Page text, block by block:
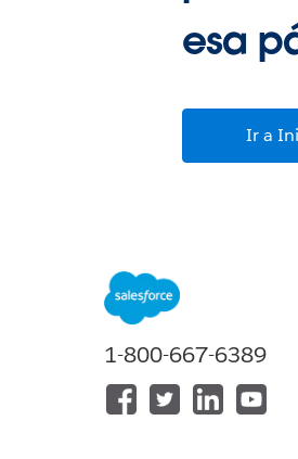
esa
Ir a
1-800-667-6389